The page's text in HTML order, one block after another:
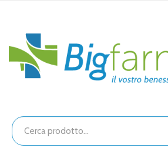
principaleBigfarmacia
Cerca
Prodotto